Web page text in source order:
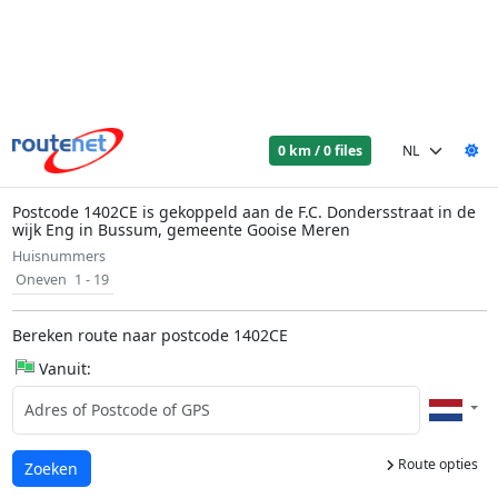
0 km / 0 files
Postcode 1402CE is gekoppeld aan de F.C. Dondersstraat in de
wijk Eng in Bussum, gemeente Gooise Meren
Huisnummers
Oneven 1 - 19
Bereken route naar postcode 1402CE
Vanuit:
Route opties
Laden...
Zoeken